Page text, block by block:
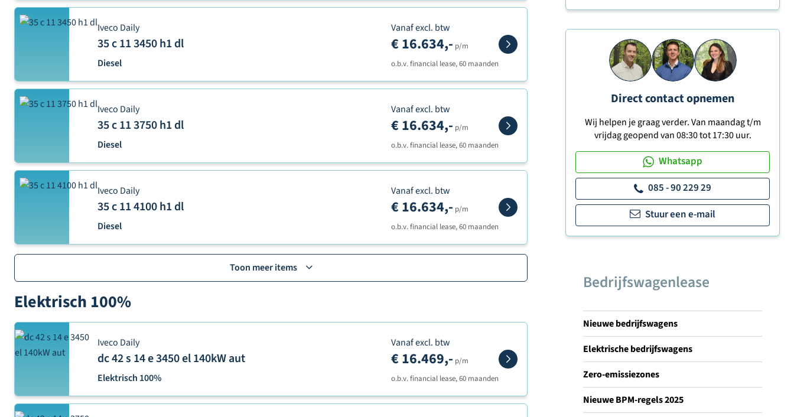
Iveco Daily
35 c 11 3450 h1 dl
Diesel
Vanaf excl. btw
€ 16.634,- p/m
o.b.v. financial lease, 60 maanden
Iveco Daily
35 c 11 3750 h1 dl
Diesel
Vanaf excl. btw
€ 16.634,- p/m
o.b.v. financial lease, 60 maanden
Iveco Daily
35 c 11 4100 h1 dl
Diesel
Vanaf excl. btw
€ 16.634,- p/m
o.b.v. financial lease, 60 maanden
Toon meer items
Elektrisch 100%
Iveco Daily
dc 42 s 14 e 3450 el 140kW aut
Elektrisch 100%
Vanaf excl. btw
€ 16.469,- p/m
o.b.v. financial lease, 60 maanden
Direct contact opnemen
Wij helpen je graag verder. Van maandag t/m
vrijdag geopend van 08:30 tot 17:30 uur.
Whatsapp
085 - 90 229 29
Stuur een e-mail
Bedrijfswagenlease
Nieuwe bedrijfswagens
Elektrische bedrijfswagens
Zero-emissiezones
Nieuwe BPM-regels 2025